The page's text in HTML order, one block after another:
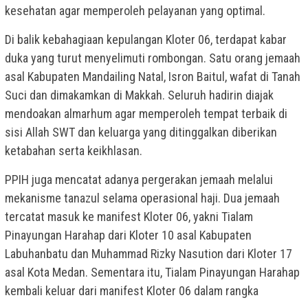
kesehatan agar memperoleh pelayanan yang optimal.
Di balik kebahagiaan kepulangan Kloter 06, terdapat kabar
duka yang turut menyelimuti rombongan. Satu orang jemaah
asal Kabupaten Mandailing Natal, Isron Baitul, wafat di Tanah
Suci dan dimakamkan di Makkah. Seluruh hadirin diajak
mendoakan almarhum agar memperoleh tempat terbaik di
sisi Allah SWT dan keluarga yang ditinggalkan diberikan
ketabahan serta keikhlasan.
PPIH juga mencatat adanya pergerakan jemaah melalui
mekanisme tanazul selama operasional haji. Dua jemaah
tercatat masuk ke manifest Kloter 06, yakni Tialam
Pinayungan Harahap dari Kloter 10 asal Kabupaten
Labuhanbatu dan Muhammad Rizky Nasution dari Kloter 17
asal Kota Medan. Sementara itu, Tialam Pinayungan Harahap
kembali keluar dari manifest Kloter 06 dalam rangka